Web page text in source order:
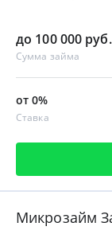
до 100 000 руб.
Сумма займа
от 0%
Ставка
Микрозайм